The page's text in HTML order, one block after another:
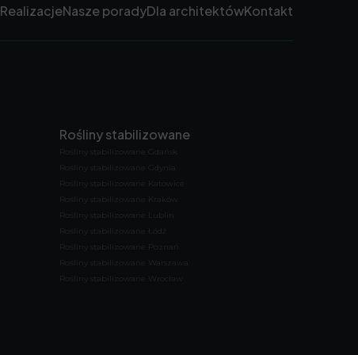
RealizacjeNasze poradyDla architektówKontakt
Rośliny stabilizowane
Rośliny stabilizowane Gdańsk
Rośliny stabilizowane Gdynia
Rośliny stabilizowane Katowice
Rośliny stabilizowane Kraków
Rośliny stabilizowane Lublin
Rośliny stabilizowane Łódź
Rośliny stabilizowane Poznań
Rośliny stabilizowane Warszawa
Rośliny stabilizowane Wrocław